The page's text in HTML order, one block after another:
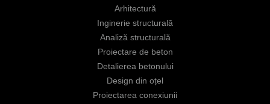
Arhitectură
Inginerie structurală
Analiză structurală
Proiectare de beton
Detalierea betonului
Design din oțel
Proiectarea conexiunii